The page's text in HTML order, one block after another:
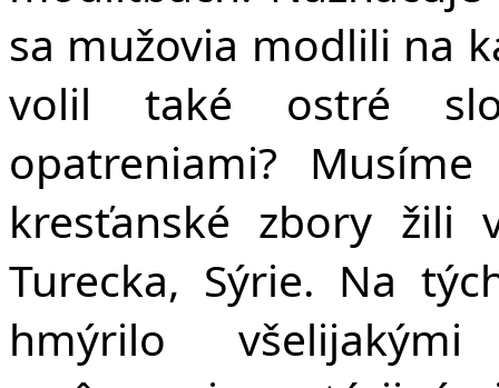
sa mužovia modlili na
volil také ostré
opatreniami?
kresťanské zbory žili
Turecka, Sýrie. Na
hmýrilo